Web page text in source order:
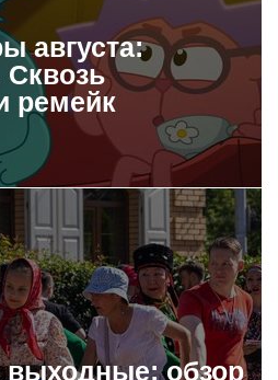
августа:
ремейк
выходные: обзор